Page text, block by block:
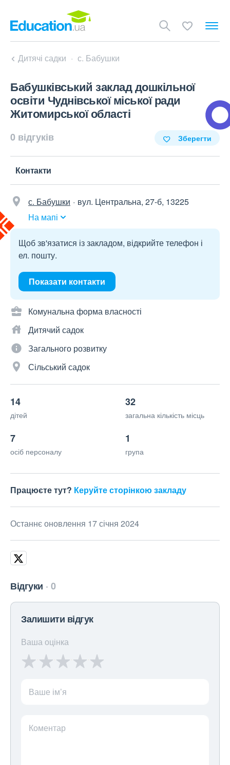
Дитячі садки с. Бабушки
Бабушківський заклад дошкільної
освіти Чуднівської міської ради
Житомирської області
0 відгуків Зберегти
Контакти
с. Бабушки
вул. Центральна, 27-б, 13225
На мапі
Щоб зв'язатися із закладом, відкрийте телефон і
ел. пошту.
Показати контакти
Комунальна форма власності
Дитячий садок
Загального розвитку
Сільський садок
14
дітей
32
загальна кількість місць
7
осіб персоналу
1
група
Працюєте тут? Керуйте сторінкою закладу
Останнє оновлення 17 січня 2024
Відгуки 0
Залишити відгук
Ваша оцінка
Ваше ім’я
Коментар